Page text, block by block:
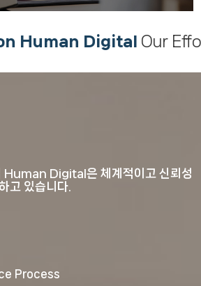
Human Digital Our
Human Digital은 체계적이고 신뢰성
고 있습니다.
Process